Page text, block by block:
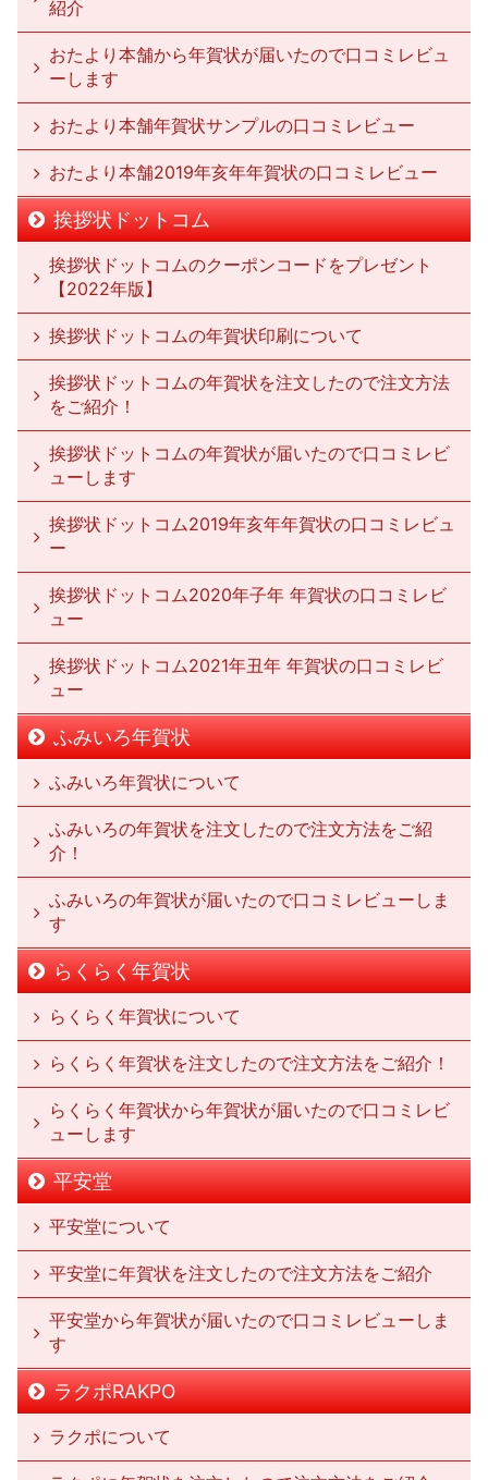
紹介
おたより本舗から年賀状が届いたので口コミレビュ
ーします
おたより本舗年賀状サンプルの口コミレビュー
おたより本舗2019年亥年年賀状の口コミレビュー
挨拶状ドットコム
挨拶状ドットコムのクーポンコードをプレゼント
【2022年版】
挨拶状ドットコムの年賀状印刷について
挨拶状ドットコムの年賀状を注文したので注文方法
をご紹介！
挨拶状ドットコムの年賀状が届いたので口コミレビ
ューします
挨拶状ドットコム2019年亥年年賀状の口コミレビュ
ー
挨拶状ドットコム2020年子年 年賀状の口コミレビ
ュー
挨拶状ドットコム2021年丑年 年賀状の口コミレビ
ュー
ふみいろ年賀状
ふみいろ年賀状について
ふみいろの年賀状を注文したので注文方法をご紹
介！
ふみいろの年賀状が届いたので口コミレビューしま
す
らくらく年賀状
らくらく年賀状について
らくらく年賀状を注文したので注文方法をご紹介！
らくらく年賀状から年賀状が届いたので口コミレビ
ューします
平安堂
平安堂について
平安堂に年賀状を注文したので注文方法をご紹介
平安堂から年賀状が届いたので口コミレビューしま
す
ラクポRAKPO
ラクポについて